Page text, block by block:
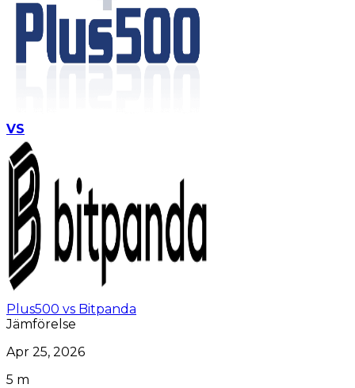
VS
Plus500 vs Bitpanda
Jämförelse
Apr 25, 2026
5 m